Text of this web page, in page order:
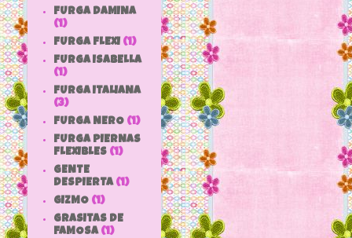
FURGA DAMINA
(1)
FURGA FLEXI (1)
FURGA ISABELLA
(1)
FURGA ITALIANA
(3)
FURGA NERO (1)
FURGA PIERNAS
FLEXIBLES (1)
GENTE
DESPIERTA (1)
GIZMO (1)
GRASITAS DE
FAMOSA (1)